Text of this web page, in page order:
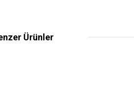
Ürünler